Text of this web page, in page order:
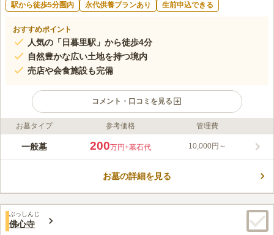
駅から徒歩5分圏内 永代供養プランあり 生前申込できる
おすすめポイント
人気の「日暮里駅」から徒歩4分
自然豊かな広い土地を持つ境内
売店や会食施設も完備
コメント・口コミを見る
ライフドット編集部のコメント
人気の「日暮里駅」から徒歩4分ほどで行くことができ、アクセ
を巡ると心が安らぎます。売店があるため、お参りの際にもゆっ
口コミ評価
みんなの評価
80代男性
寺町なので昔からの店舗も多くあり、コンビニエンスストアも有
お墓タイプ 参考価格 管理費
一般墓 200万円+墓石代 10,000円～
お墓の詳細を見る
ぶっしんじ
佛心寺